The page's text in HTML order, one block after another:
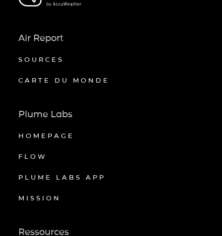
Air Report
SOURCES
CARTE DU MONDE
Plume Labs
HOMEPAGE
FLOW
PLUME LABS APP
MISSION
Ressources